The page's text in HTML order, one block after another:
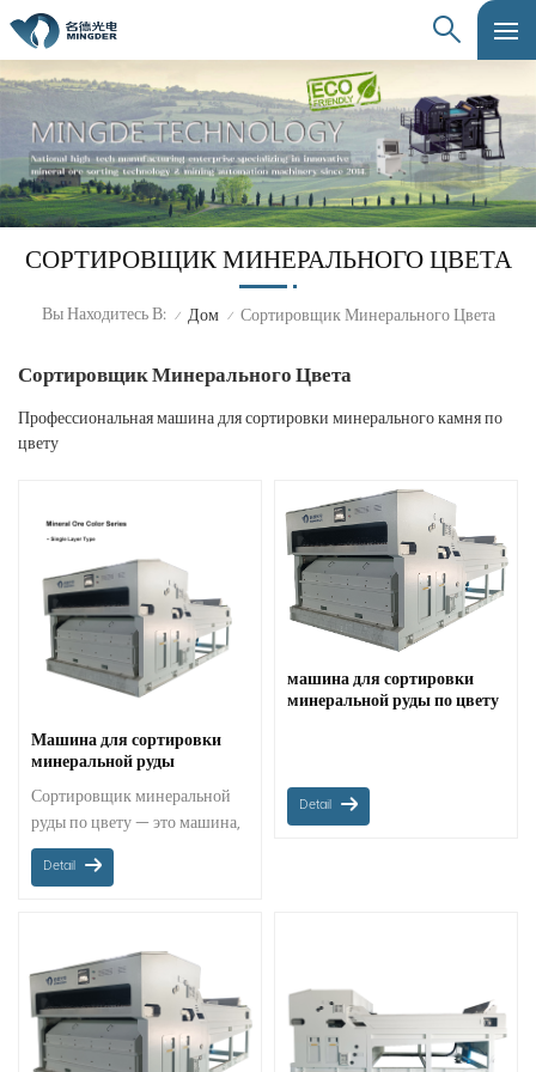
СОРТИРОВЩИК МИНЕРАЛЬНОГО ЦВЕТА
Вы Находитесь В: / Дом / Сортировщик Минерального Цвета
Сортировщик Минерального Цвета
Профессиональная машина для сортировки минерального камня по
цвету
Машина для сортировки
минеральной руды
Сортировщик минеральной
руды по цвету — это машина,
используемая в
горнодобывающей
примесей. Он
идентифицирует и разделяет
различные типы руды на
основе их цветовых различий.
Для достижения этой цели
Detail
машина для сортировки
минеральной руды по цвету
Detail